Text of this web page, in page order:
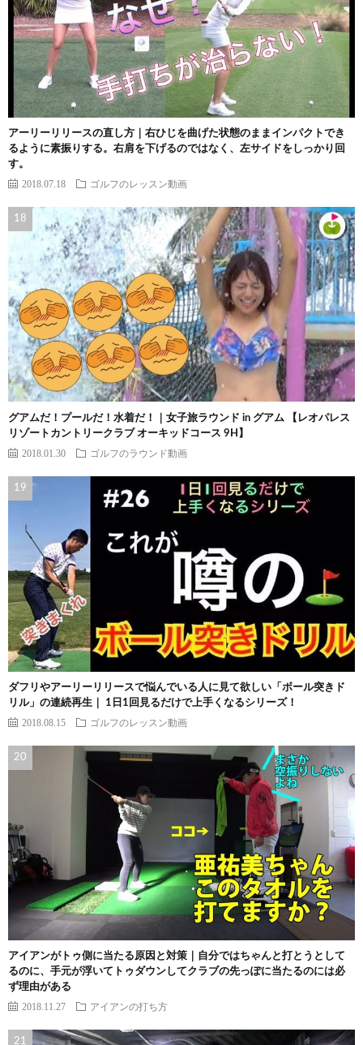
アーリーリリースの直し方｜右ひじを曲げた状態のままインパクトでき
るように素振りする。右肩を下げるのではなく、左サイドをしっかり回
す。
2018.07.18 ゴルフのレッスン動画
グアムだ！プールだ！水着だ！｜女子旅ラウンド in グアム 【レオパレス
リゾートカントリークラブ オーキッドコース 9H】
2018.01.30 ゴルフのラウンド動画
ダフリやアーリーリリースで悩んでいる人に見て欲しい「ボール突きド
リル」の連続再生｜ 1日1回見るだけで上手くなるシリーズ！
2018.08.15 ゴルフのレッスン動画
アイアンがトゥ側に当たる原因と対策｜自分ではちゃんと打とうとして
るのに、手元が浮いてトゥダウンしてクラブの先っぽに当たるのには必
ず理由がある
2018.11.27 アイアンの打ち方